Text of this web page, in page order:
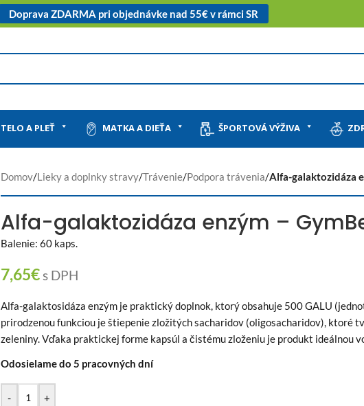
Doprava ZDARMA pri objednávke nad 55€ v rámci SR
TELO A PLEŤ MATKA A DIEŤA ŠPORTOVÁ VÝŽIVA
Domov/Lieky a doplnky stravy/Trávenie/Podpora trávenia/Alfa-galaktozidáza
Alfa-galaktozidáza enzým –
Balenie: 60 kaps.
7,65€s DPH
Alfa-galaktosidáza enzým je praktický doplnok, ktorý obsahuje 500 GALU
prirodzenou funkciou je štiepenie zložitých sacharidov (oligosacharidov), ktoré
zeleniny. Vďaka praktickej forme kapsúl a čistému zloženiu je produkt ideálnou
Odosielame do 5 pracovných dní
- +